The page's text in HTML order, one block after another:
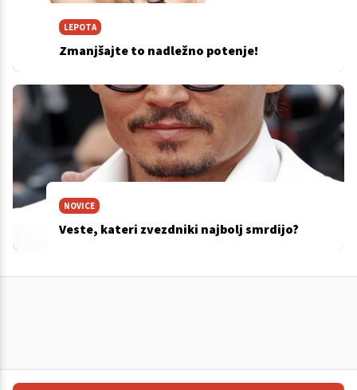
LEPOTA
Zmanjšajte to nadležno potenje!
NOVICE
Veste, kateri zvezdniki najbolj smrdijo?